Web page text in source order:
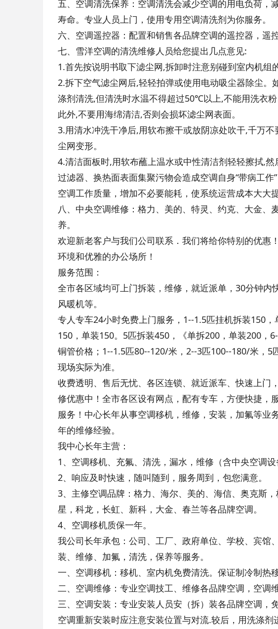
五、空调清洗保养：空调清洗会减少空调的用电负荷，
寿命。专业人员上门，使用专用空调清洗剂为你服务。
六、空调遥控器：配置和销售各品牌空调的遥控器，遥
七、雪洋空调的清洗维修人员给您提出几点意见:
1.首先按说明书取下滤尘网,拆卸时注意别碰到室内机组
2.拆下空气滤尘网后,轻轻拍弹或使用电动吸尘器除尘
涤剂清洗,但清洗时水温不得超过50℃以上,不能用洗衣
此外,不要用海绵清洁,否则会损坏滤尘网表面。
3.用清水冲洗干净后,用软布擦干或放阴凉处吹干,千万
尘网变形。
4.清洁面板时,用软布蘸上温水或中性清洁剂轻轻擦拭,然
过滤器、换热面表面集聚污物会造成空调自身“带病工
空调工作质量，增加不必要能耗，使系统运营成本大大提
八、中央空调维修：格力、美的、特灵、约克、大金、
养。
欢迎新老客户与我们公司联系．我们将给你特别的优惠
环境和优雅的办公场所！
服务范围：
全市各区域均可上门拆装，维修，就近派单，30分钟内
风暖机等。
专人专车24小时免费上门服务，1--1.5匹挂机拆装150
150，单装150。5匹拆装450，《单拆200，单装200，
铜管价格；1--1.5匹80--120/米，2--3匹100--180/米，
现场实际为准。
收费透明、售后无忧、各区连锁、就近派车、快速上门
修优惠中！全市各区设有网点，配有专车，方便快捷，
服务！中心长年从事空调移机，维修，安装，加氟等业
年的维修经验。
我中心长年主营：
1、空调移机、充氟、清洗，漏水，维修（含中央空调设
2、响应及时快速，随叫随到，服务周到，包您满意。
3、主修空调品牌：格力、海尔、美的、海信、奥克斯
星，科龙，长虹、新科，大金、春兰等各品牌空调。
4、空调移机质保一年。
我公司长年承包：公司、工厂、政府单位、学校、宾馆
装、维修、加氟，清洗，保养等服务。
一、空调移机：移机、室内机免费清洗。保证制冷制热
二、空调维修：专业空调技工、维修各品牌空调，空调
三、空调安装：专业安装人员安（拆）装各品牌空调，
空调重新安装时应注意安装位置与对流.较后，用洗涤